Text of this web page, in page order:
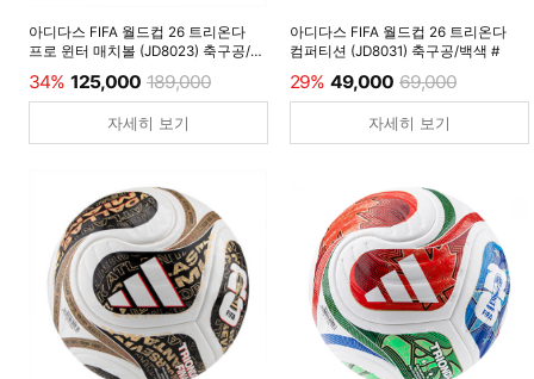
아디다스 FIFA 월드컵 26 트리온다
프로 윈터 매치볼 (JD8023) 축구공/
34% 125,000 189,000
자세히 보기
아디다스 FIFA 월드컵 26 트리온다
컴퍼티션 (JD8031) 축구공/백색 #
29% 49,000 69,000
자세히 보기